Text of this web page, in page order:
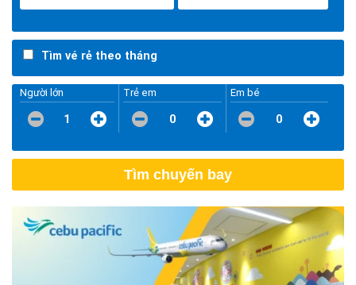
Tìm vé rẻ theo tháng
Người lớn
1
Trẻ em
0
Em bé
0
Tìm chuyến bay